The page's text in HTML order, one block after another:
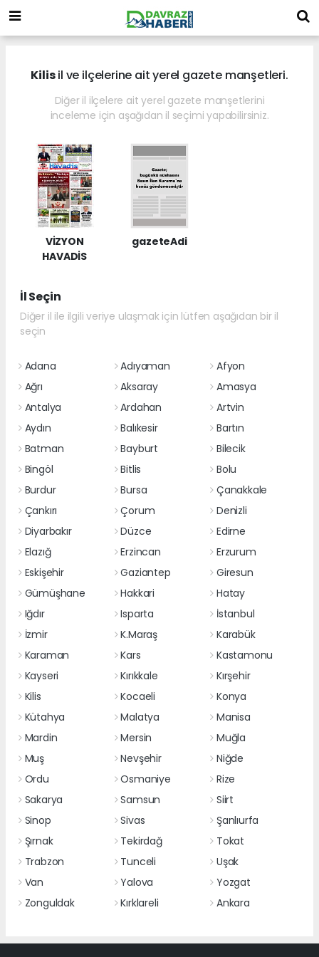
Kilisil ve ilçelerine ait yerel gazete manşetleri.
Diğer il ilçelere ait yerel gazete manşetlerini
inceleme için aşağıdan il seçimi yapabilirsiniz.
VİZYON
HAVADİS
gazeteAdi
İl Seçin
Diğer il ile ilgili veriye ulaşmak için lütfen aşağıdan bir il
seçin
Adana Adıyaman
Afyon
Ağrı
Aksaray
Amasya
Antalya
Ardahan
Artvin
Aydın
Balıkesir
Bartın
Batman
Bayburt
Bilecik
Bingöl
Bitlis
Bolu
Burdur
Bursa
Çanakkale
Çankırı
Çorum
Denizli
Diyarbakır
Düzce
Edirne
Elazığ
Erzincan
Erzurum
Eskişehir
Gaziantep
Giresun
Gümüşhane
Hakkari
Hatay
Iğdır
Isparta
İstanbul
İzmir
K.Maraş
Karabük
Karaman
Kars
Kastamonu
Kayseri
Kırıkkale
Kırşehir
Kilis
Kocaeli
Konya
Kütahya
Malatya
Manisa
Mardin
Mersin
Muğla
Muş
Nevşehir
Niğde
Ordu
Osmaniye
Rize
Sakarya
Samsun
Siirt
Sinop
Sivas
Şanlıurfa
Şırnak
Tekirdağ
Tokat
Trabzon
Tunceli
Uşak
Van
Yalova
Yozgat
Zonguldak
Kırklareli Ankara